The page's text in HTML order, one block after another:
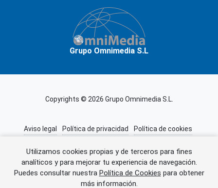
Utilizamos cookies propias y de terceros para fines
analíticos y para mejorar tu experiencia de navegación.
Puedes consultar nuestra Política de Cookies para obtener
más información.
Error al cargar el anuncio.
Grupo Omnimedia S.L
Copyrights © 2026 Grupo Omnimedia S.L.
Aviso legal Política de privacidad
Política de cookies